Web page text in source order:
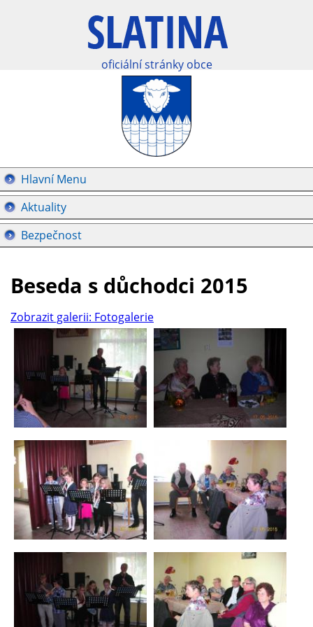
oficiální stránky obce
Hlavní Menu
Aktuality
Bezpečnost
Beseda s důchodci 2015
Zobrazit galerii: Fotogalerie